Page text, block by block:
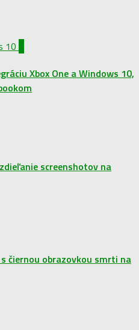
Xbox One a Windows 10,
screenshotov na
čiernou obrazovkou smrti na